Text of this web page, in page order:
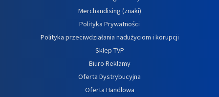
Merchandising (znaki)
Polityka Prywatności
Polityka przeciwdziałania nadużyciom i korupcji
Sklep TVP
Biuro Reklamy
Oferta Dystrybucyjna
Oferta Handlowa